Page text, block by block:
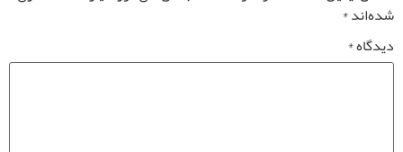
شده‌اند*
دیدگاه*